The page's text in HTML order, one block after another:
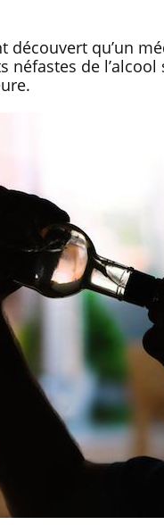
découvert qu’un
néfastes de
Mortalité
rapport
son taux
Grossesse à
naturel
des
Comment
écrans en